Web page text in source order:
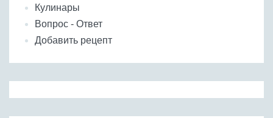
Кулинары
Вопрос - Ответ
Добавить рецепт